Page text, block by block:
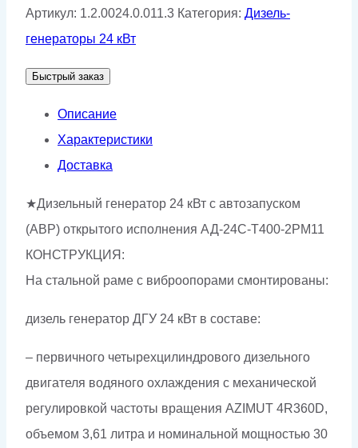
Дизель
генератор
кВт
автозапуском
Артикул: 1.2.0024.0.011.3 Категория: Дизель-
генераторы 24 кВт
Быстрый заказ
Описание
Характеристики
Доставка
★Дизельный генератор 24 кВт с автозапуском
(АВР) открытого исполнения АД-24С-Т400-2РМ11
КОНСТРУКЦИЯ:
На стальной раме с виброопорами смонтированы:
дизель генератор ДГУ 24 кВт в составе:
– первичного четырехцилиндрового дизельного
двигателя водяного охлаждения с механической
регулировкой частоты вращения AZIMUT 4R360D,
объемом 3,61 литра и номинальной мощностью 30